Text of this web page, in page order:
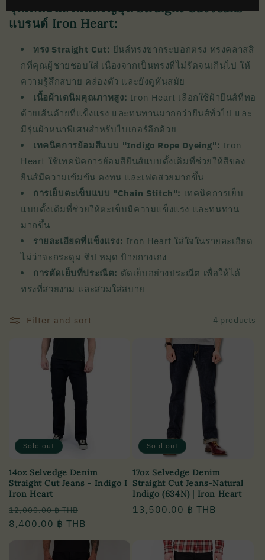
จุดเด่นยีนส์ริมแดงญี่ปุ่น Straight Cut Jeans
แบรนด์ Iron Heart:
ทรง Straight Cut: ยีนส์ทรงขากระบอกตรง ทรงคลาสสิ
กที่คุณผู้ชายชอบใส่ เนื่องจากเป็นทรงที่ไม่รัดจนเกินไป ให้
ความรู้สึกสบาย คล่องตัว และยังดูทันสมัย
เนื้อผ้าเดนิมคุณภาพสูง: Iron Heart เลือกใช้ผ้ายีนส์ที่ทอ
ด้วยเส้นด้ายที่แข็งแรง และทนทานมากกว่ายีนส์ทั่วไป และ
มีรุ่นผ้าหนาพิเศษสำหรับไบเกอร์อีกด้วย
เทคนิคการย้อมสีแบบ "Indigo Rope Dyeing": Iron
Heart ใช้เทคนิคการย้อมสียีนส์แบบดั้งเดิมที่ช่วยให้สีของ
ยีนส์มีความเข้มข้น คงทน และเฟดสวยมากขึ้น
การเย็บตะเข็บแบบ "Chain Stitch": เทคนิคการเย็บ
แบบดั้งเดิมที่ช่วยให้ตะเข็บมีความแข็งแรง และทนทาน
มากขึ้น
รายละเอียดที่แข็งแรง: Iron Heart ใส่ใจในรายละเอียด
ไม่ว่าจะกระดุม ซิป หมุด ป้ายกางเกง
การตัดเย็บที่ประณีต: ตัดเย็บอย่างประณีต เพื่อให้ได้
ทรงที่สวยงาม และสวมใส่สบาย
Filter and sort 4 products
Sold out
14oz Selvedge Denim
Straight Cut Jeans - Indigo I
Iron Heart
Regular
price
12,000.00 ฿ THB
price
8,400.00 ฿ THB
Sold out
17oz Selvedge Denim
Straight Cut Jeans-Natural
Indigo (634N) | Iron Heart
Regular
13,500.00 ฿ THB